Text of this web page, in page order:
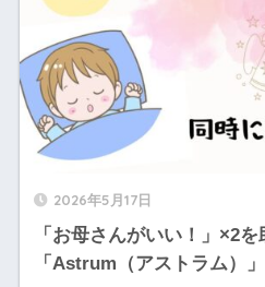
2026年5月17日
「お母さんがいい！」×2
「Astrum（アストラム）」